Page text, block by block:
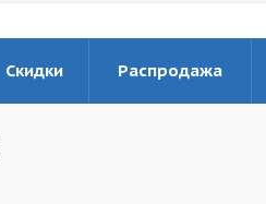
Скидки Распродажа